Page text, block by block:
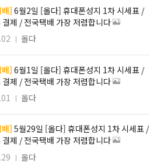
] 6월2일 [올다] 휴대폰성지 1차 시세표 /
결제 / 전국택배 가장 저렴합니다
올다
] 6월1일 [올다] 휴대폰성지 1차 시세표 /
결제 / 전국택배 가장 저렴합니다
올다
] 5월29일 [올다] 휴대폰성지 1차 시세표 /
결제 / 전국택배 가장 저렴합니다
올다